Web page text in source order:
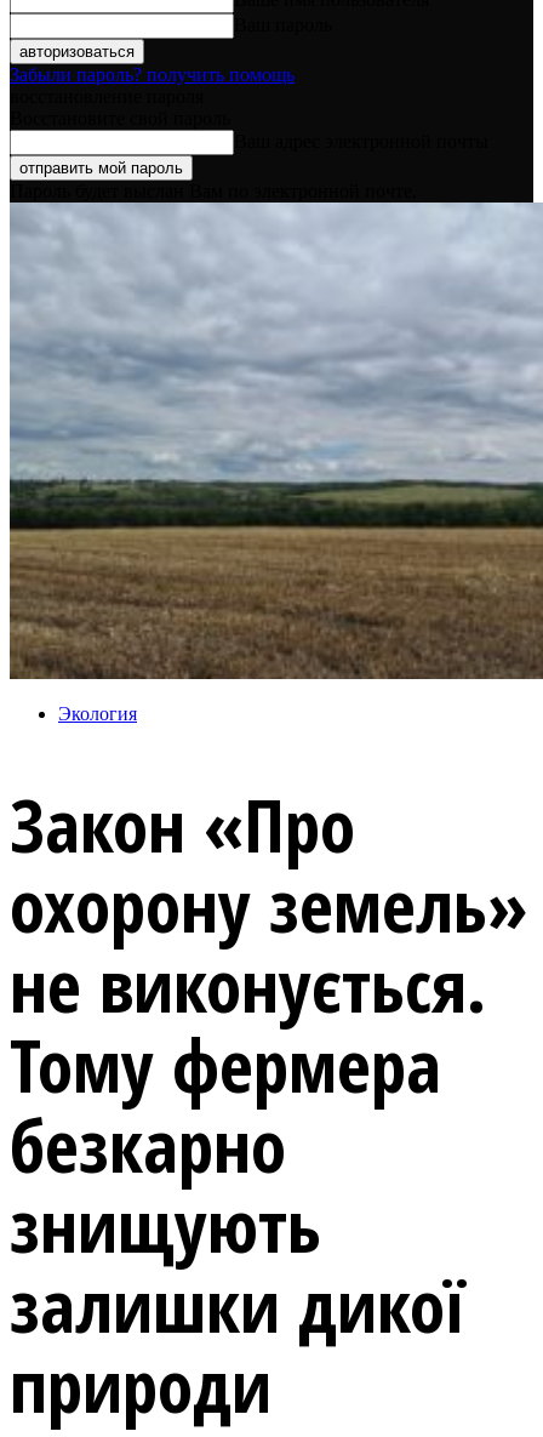
Забыли пароль? получить помощь
Экология
Закон «Про
охорону земель»
не виконується.
Тому фермера
безкарно
знищують
залишки дикої
природи